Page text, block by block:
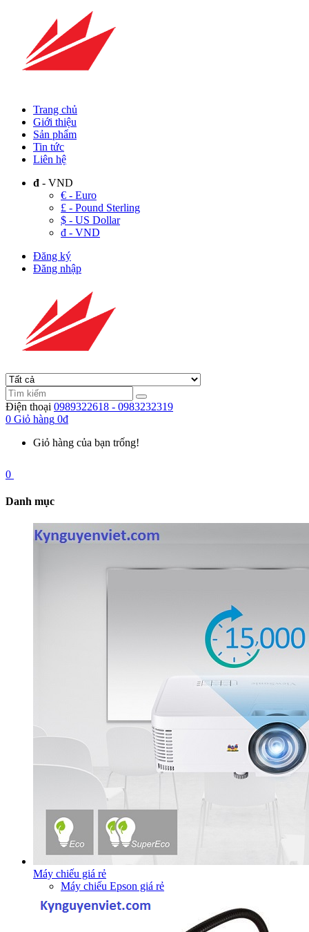
Trang chủ
Giới thiệu
Sản phẩm
Tin tức
Liên hệ
đ - VND
€ - Euro
£ - Pound Sterling
$ - US Dollar
đ - VND
Đăng ký
Đăng nhập
Điện thoại 0989322618 - 0983232319
0 Giỏ hàng 0đ
Giỏ hàng của bạn trống!
0
Danh mục
Máy chiếu giá rẻ
Máy chiếu Epson giá rẻ